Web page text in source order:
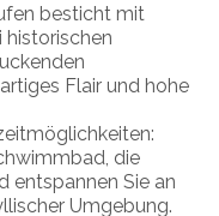
besticht mit
Flair und hohe
die
entspannen Sie an
Umgebung.